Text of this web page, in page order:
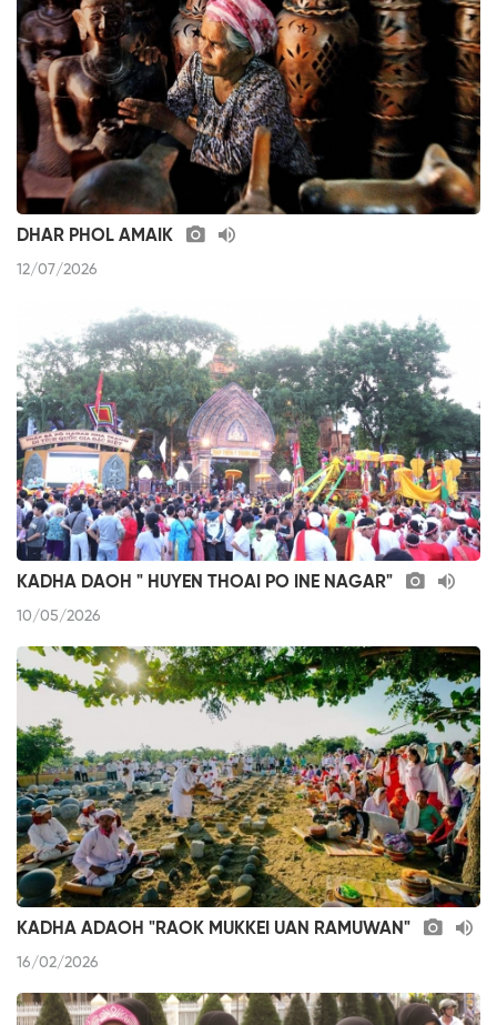
DHAR PHOL AMAIK
12/07/2026
KADHA DAOH " HUYEN THOAI PO INE NAGAR"
10/05/2026
KADHA ADAOH "RAOK MUKKEI UAN RAMUWAN"
16/02/2026